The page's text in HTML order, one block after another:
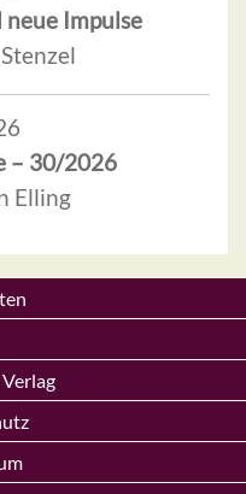
Impulse
– 30/2026
Elling